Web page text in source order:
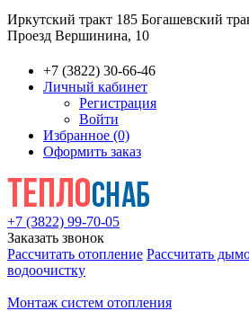
Иркутский тракт 185 Богашевский
Проезд Вершинина, 10
+7 (3822) 30-66-46
Личный кабинет
Регистрация
Войти
Избранное (0)
Оформить заказ
+7 (3822) 99-70-05
Заказать звонок
Рассчитать отопление Рассчитать
водоочистку
Монтаж систем отопления